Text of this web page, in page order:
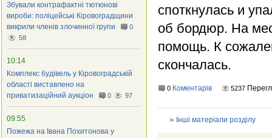
споткнулась и
об бордюр. На
помощь. К
скончалась.
0 Коментарів 5237
Інші матеріали розділу
Збували контрафактні тютюнові
вироби: поліцейські Кіровоградщини
викрили членів злочинної групи
0
58
10:14
Комплекс будівель у Кіровоградській
області виставлено на
приватизаційний аукціон
0 97
09:55
Пожежа на Івана Похитонова у